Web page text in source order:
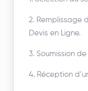
2. Remplissage
Devis en Ligne.
3. Soumission
4. Réception